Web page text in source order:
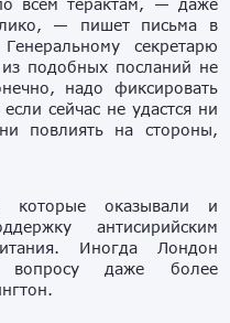
всем терактам, — даже
— пишет письма в
секретарю
подобных посланий не
надо фиксировать
сейчас не удастся ни
повлиять на стороны,
оказывали и
антисирийским
Иногда Лондон
вопросу даже более